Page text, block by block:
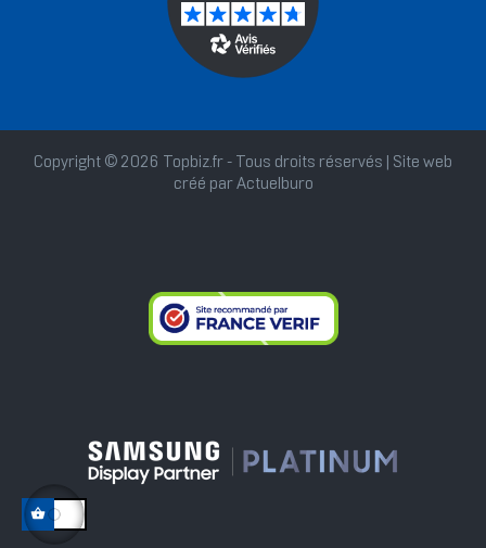
Copyright © 2026 Topbiz.fr - Tous droits réservés | Site web
créé par Actuelburo